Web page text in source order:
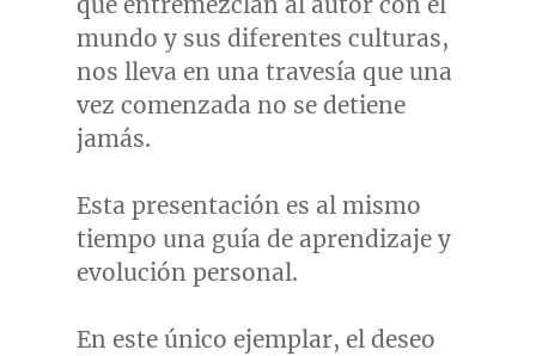
mundo y sus diferentes culturas,
nos lleva en una travesía que una
vez comenzada no se detiene
jamás.
Esta presentación es al mismo
tiempo una guía de aprendizaje y
evolución personal.
En este único ejemplar, el deseo